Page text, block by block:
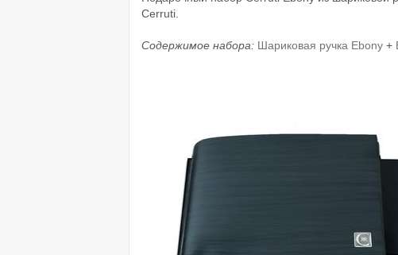
Cerruti.
Содержимое набора: Шариковая ручка Ebony +